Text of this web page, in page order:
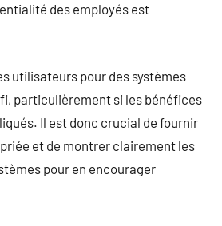
des employés est
utilisateurs pour des systèmes
particulièrement si les bénéfices
Il est donc crucial de fournir
et de montrer clairement les
pour en encourager